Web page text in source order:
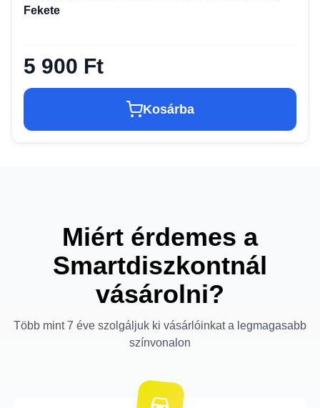
Fekete
5 900 Ft
Kosárba
Miért érdemes a
Smartdiszkontnál
vásárolni?
Több mint 7 éve szolgáljuk ki vásárlóinkat a legmagasabb
színvonalon